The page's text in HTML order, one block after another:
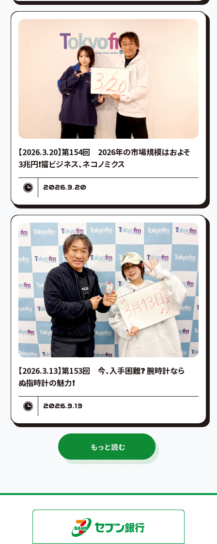
【2026.3.20】第154回 2026年の市場規模はおよそ
3兆円❗️猫ビジネス、ネコノミクス
2026.3.20
【2026.3.13】第153回 今、入手困難❓ 腕時計なら
ぬ指時計の魅力❗️
2026.3.13